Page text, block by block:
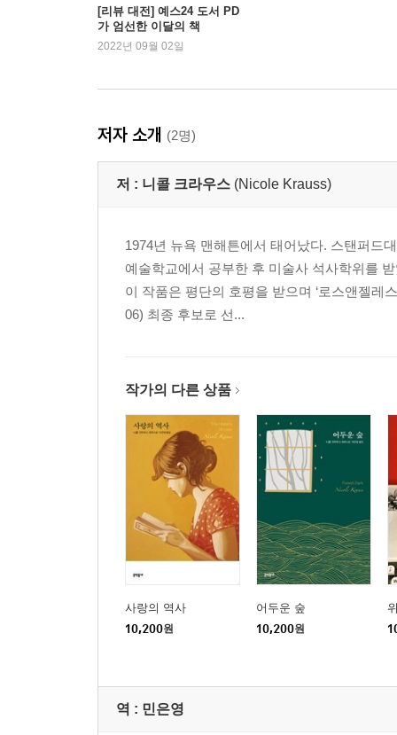
[리뷰 대전] 예스24 도서 PD
가 엄선한 이달의 책
2022년 09월 02일
저자 소개 (2명)
저 : 니콜 크라우스 (Nicole Krauss)
1974년 뉴욕 맨해튼에서 태어났다. 스탠퍼드
예술학교에서 공부한 후 미술사 석사학위를
이 작품은 평단의 호평을 받으며 ‘로스앤젤레
06) 최종 후보로 선...
작가의 다른 상품
사랑의 역사
10,200원
어두운 숲
10,200원
역 : 민은영